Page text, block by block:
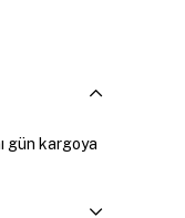
gün kargoya